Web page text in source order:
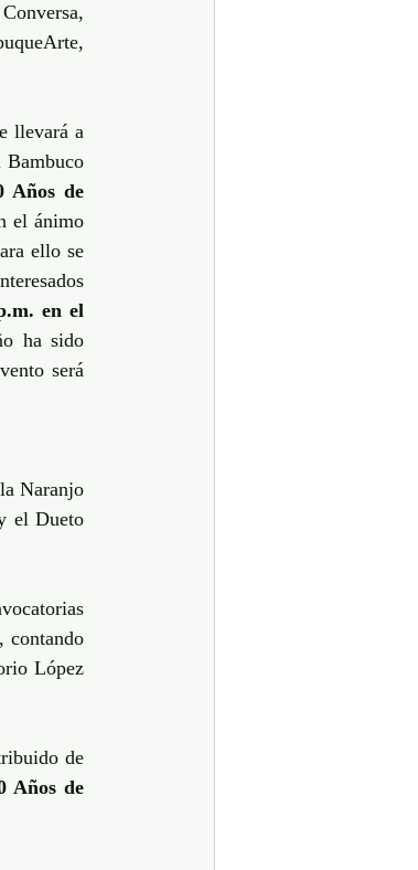
llevará a
Bambuco
Años de
el ánimo
ello se
en el
ha sido
será
Naranjo
el Dueto
contando
López
de
Años de